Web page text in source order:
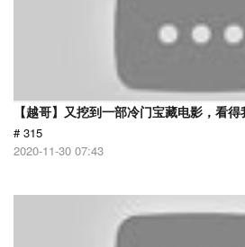
【越哥】又挖到一部冷门宝藏电影，看
# 315
2020-11-30 07:43